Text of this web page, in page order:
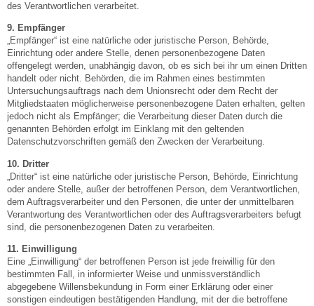
des Verantwortlichen verarbeitet.
9. Empfänger
„Empfänger“ ist eine natürliche oder juristische Person, Behörde,
Einrichtung oder andere Stelle, denen personenbezogene Daten
offengelegt werden, unabhängig davon, ob es sich bei ihr um einen Dritten
handelt oder nicht. Behörden, die im Rahmen eines bestimmten
Untersuchungsauftrags nach dem Unionsrecht oder dem Recht der
Mitgliedstaaten möglicherweise personenbezogene Daten erhalten, gelten
jedoch nicht als Empfänger; die Verarbeitung dieser Daten durch die
genannten Behörden erfolgt im Einklang mit den geltenden
Datenschutzvorschriften gemäß den Zwecken der Verarbeitung.
10. Dritter
„Dritter“ ist eine natürliche oder juristische Person, Behörde, Einrichtung
oder andere Stelle, außer der betroffenen Person, dem Verantwortlichen,
dem Auftragsverarbeiter und den Personen, die unter der unmittelbaren
Verantwortung des Verantwortlichen oder des Auftragsverarbeiters befugt
sind, die personenbezogenen Daten zu verarbeiten.
11. Einwilligung
Eine „Einwilligung“ der betroffenen Person ist jede freiwillig für den
bestimmten Fall, in informierter Weise und unmissverständlich
abgegebene Willensbekundung in Form einer Erklärung oder einer
sonstigen eindeutigen bestätigenden Handlung, mit der die betroffene